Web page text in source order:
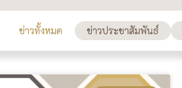
ข่าวทั้งหมด ข่าวประชาสัมพันธ์